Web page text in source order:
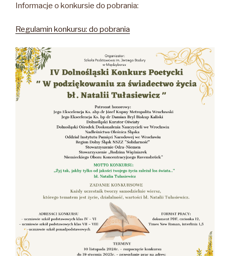
Informacje o konkursie do pobrania:
Regulamin konkursu: do pobrania